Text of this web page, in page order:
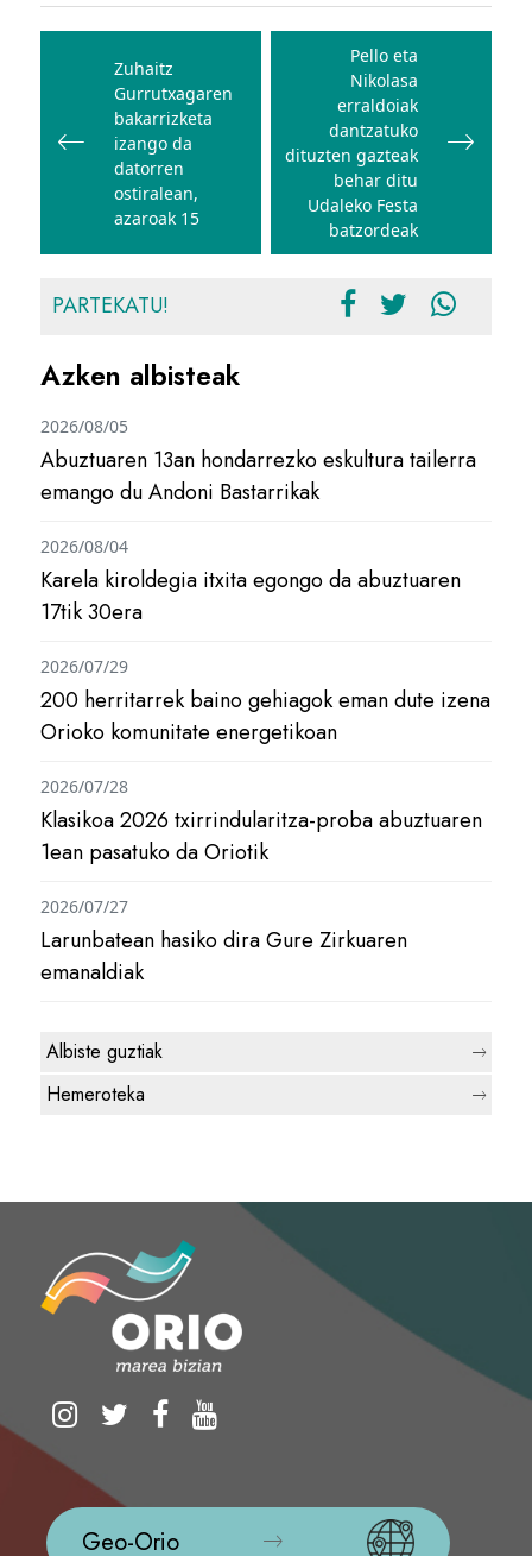
Bidalketetan
zehar
nabigatu
Zuhaitz
Gurrutxagaren
bakarrizketa
izango da
datorren
ostiralean,
azaroak 15
Pello eta
Nikolasa
erraldoiak
dantzatuko
dituzten gazteak
behar ditu
Udaleko Festa
batzordeak
PARTEKATU!
Azken albisteak
Abuztuaren 13an hondarrezko eskultura tailerra
emango du Andoni Bastarrikak
2026/08/05
Karela kiroldegia itxita egongo da abuztuaren
17tik 30era
2026/08/04
200 herritarrek baino gehiagok eman dute izena
Orioko komunitate energetikoan
2026/07/29
Klasikoa 2026 txirrindularitza-proba abuztuaren
1ean pasatuko da Oriotik
2026/07/28
Larunbatean hasiko dira Gure Zirkuaren
emanaldiak
2026/07/27
Albiste guztiak
Hemeroteka
Geo-Orio